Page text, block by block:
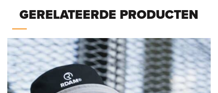
GERELATEERDE PRODUCTEN